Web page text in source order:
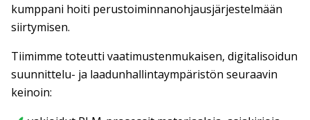
kumppani hoiti perustoiminnanohjausjärjestelmään
siirtymisen.
Tiimimme toteutti vaatimustenmukaisen, digitalisoidun
suunnittelu- ja laadunhallintaympäristön seuraavin
keinoin: